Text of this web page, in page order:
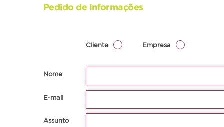
Pedido de Informações
Cliente Empresa
Nome
E-mail
Assunto